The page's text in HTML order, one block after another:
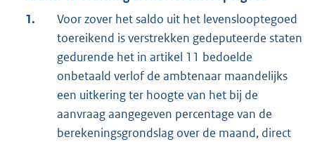
1.
Voor zover het saldo uit het levenslooptegoed
toereikend is verstrekken gedeputeerde staten
gedurende het in artikel 11 bedoelde
onbetaald verlof de ambtenaar maandelijks
een uitkering ter hoogte van het bij de
aanvraag aangegeven percentage van de
berekeningsgrondslag over de maand, direct